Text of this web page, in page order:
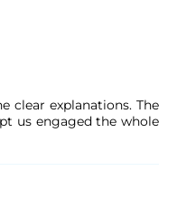
clear explanations. The
us engaged the whole